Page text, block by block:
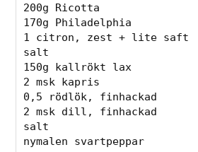
200g Ricotta
170g Philadelphia
1 citron, zest + lite saft
salt
150g kallrökt lax
2 msk kapris
0,5 rödlök, finhackad
2 msk dill, finhackad
salt
nymalen svartpeppar